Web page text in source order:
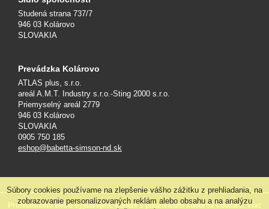
Studená strana 737/7
946 03 Kolárovo
SLOVAKIA
Prevádzka Kolárovo
ATLAS plus, s.r.o.
areál A.M.T. Industry s.r.o.-Sting 2000 s.r.o.
Priemyselný areál 2779
946 03 Kolárovo
SLOVAKIA
0905 750 185
eshop@babetta-simson-nd.sk
Prehliadaním webu vyjadrujete súhlas s používaním súborov cookies. Viac
Súbory cookies používame na zlepšenie vášho zážitku z prehliadania, na
zobrazovanie personalizovaných reklám alebo obsahu a na analýzu